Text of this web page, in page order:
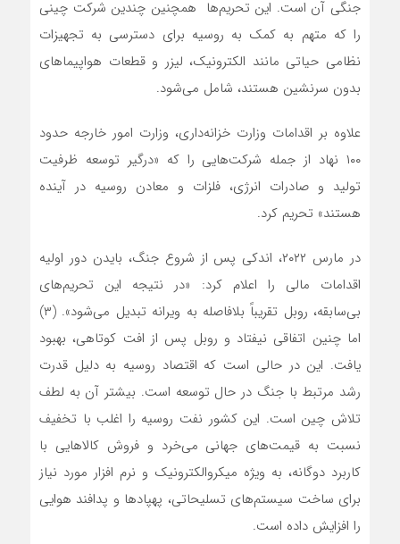
جنگی آن است. این تحریم‌ها همچنین چندین شرکت چینی
را که متهم به کمک به روسیه برای دسترسی به تجهیزات
نظامی حیاتی مانند الکترونیک، لیزر و قطعات هواپیماهای
بدون سرنشین هستند، شامل‌ می‌شود.
علاوه بر اقدامات وزارت خزانه‌داری، وزارت امور خارجه حدود
۱۰۰ نهاد از جمله شرکت‌هایی را که «درگیر توسعه ظرفیت
تولید و صادرات انرژی، فلزات و معادن روسیه در آینده
هستند» تحریم کرد.
در مارس ۲۰۲۲، اندکی پس از شروع جنگ، بایدن دور اولیه
اقدامات مالی را اعلام کرد: «در نتیجه این تحریم‌های
بی‌سابقه، روبل تقریباً بلافاصله به ویرانه تبدیل می‌شود». (۳)
اما چنین اتفاقی نیفتاد و روبل پس از افت کوتاهی، بهبود
یافت. این در حالی است که اقتصاد روسیه به دلیل قدرت
رشد مرتبط با جنگ در حال توسعه است. بیشتر آن به لطف
تلاش چین است. این کشور نفت روسیه را اغلب با تخفیف
نسبت به قیمت‌های جهانی‌ می‌خرد و فروش کالاهایی با
کاربرد دوگانه، به ویژه میکروالکترونیک و نرم افزار مورد نیاز
برای ساخت سیستم‌های تسلیحاتی، پهپادها و پدافند هوایی
را افزایش داده است.